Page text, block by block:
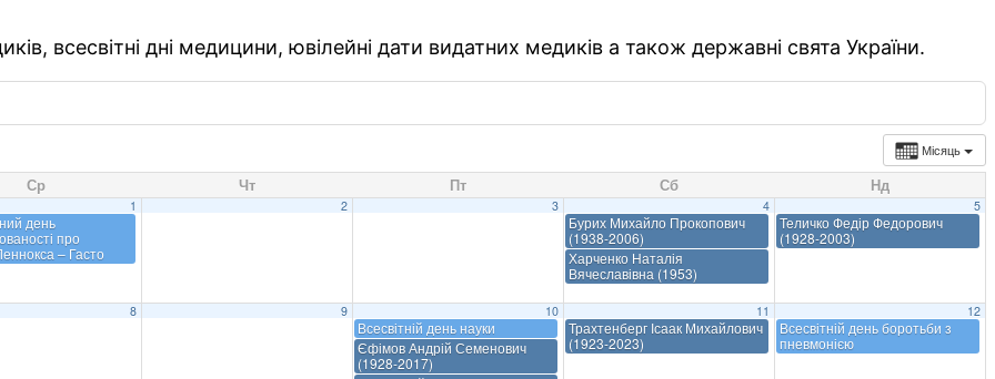
всесвітні дні медицини, ювілейні дати видатних медиків а також державні свята України.
Місяць
Ср Чт Пт Сб Нд
1
день
про
– Гасто
2 3 4
Бурих Михайло Прокопович
(1938-2006)
Харченко Наталія
Вячеславівна (1953)
5
Теличко Федір Федорович
(1928-2003)
8 9 10
Всесвітній день науки
Єфімов Андрій Семенович
(1928-2017)
11
Трахтенберг Ісаак Михайлович
(1923-2023)
12
Всесвітній день боротьби з
пневмонією